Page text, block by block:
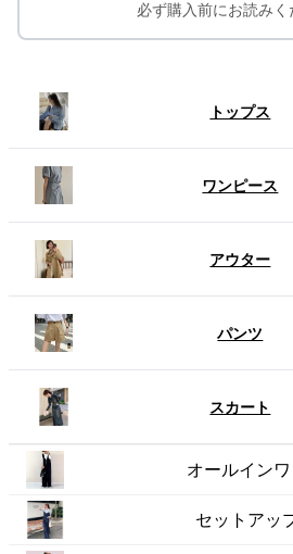
必ず購入前にお読みく
トップス
ワンピース
アウター
パンツ
スカート
オールイン
セットアッ